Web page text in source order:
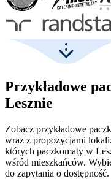
Przykładowe
Lesznie
Zobacz przykładowe
wraz z propozycjami
których paczkomaty w
wśród mieszkańców.
do zapytania o dostępność.